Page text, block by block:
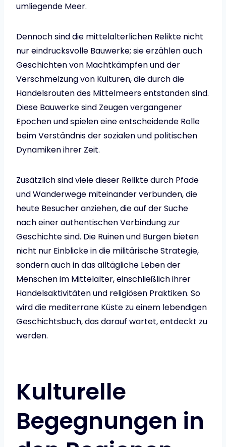
umliegende Meer.
Dennoch sind die mittelalterlichen Relikte nicht
nur eindrucksvolle Bauwerke; sie erzählen auch
Geschichten von Machtkämpfen und der
Verschmelzung von Kulturen, die durch die
Handelsrouten des Mittelmeers entstanden sind.
Diese Bauwerke sind Zeugen vergangener
Epochen und spielen eine entscheidende Rolle
beim Verständnis der sozialen und politischen
Dynamiken ihrer Zeit.
Zusätzlich sind viele dieser Relikte durch Pfade
und Wanderwege miteinander verbunden, die
heute Besucher anziehen, die auf der Suche
nach einer authentischen Verbindung zur
Geschichte sind. Die Ruinen und Burgen bieten
nicht nur Einblicke in die militärische Strategie,
sondern auch in das alltägliche Leben der
Menschen im Mittelalter, einschließlich ihrer
Handelsaktivitäten und religiösen Praktiken. So
wird die mediterrane Küste zu einem lebendigen
Geschichtsbuch, das darauf wartet, entdeckt zu
werden.
Kulturelle
Begegnungen in